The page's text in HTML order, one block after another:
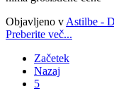
Objavljeno v Astilbe -
Preberite več...
Začetek
Nazaj
5